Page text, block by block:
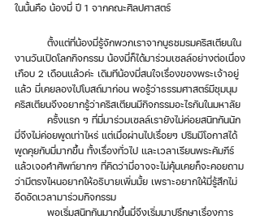
ในนั้นคือ น้องมี่ ปี 1 จากคณะศิลปศาสตร์
งานวันเปิดโลกกิจกรรม น้องมี่ก็ได้มาร่วมเซลล์อย่างต่อเนื่อง
เกือบ 2 เดือนแล้วค่ะ เดิมทีน้องมี่สนใจเรื่องของพระเจ้าอยู่
แล้ว มี่เคยลองไปโบสถ์มาก่อน พอรู้ว่าธรรมศาสตร์มีชุมนุม
คริสเตียนจึงอยากรู้ว่าคริสเตียนมีกิจกรรมอะไรกันในมหาลัย
มี่จึงไม่ค่อยพูดเท่าไหร่ แต่เมื่อผ่านไปเรื่อยๆ ปริมมีโอกาสได้
พูดคุยกับมี่มากขึ้น ทั้งเรื่องทั่วไป และเวลาเรียนพระคัมภีร์
แล้วเจอคำศัพท์ยากๆ ที่คิดว่ามี่อาจจะไม่คุ้นเคยก็จะคอยถาม
ว่ามีตรงไหนอยากให้อธิบายเพิ่มมั้ย เพราะอยากให้มี่รู้สึกไม่
อึดอัดเวลามาร่วมกิจกรรม